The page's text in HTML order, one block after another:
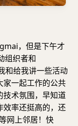
，但是下午才
组织者和
和给我讲一些活动
家一起工作的公共
技术氛围，早知道
效率还挺高的，还
网上邻居！快